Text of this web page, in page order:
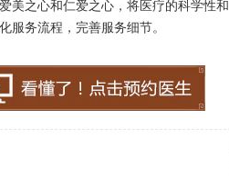
美之心和仁爱之心，将医疗的科学性和
服务流程，完善服务细节。